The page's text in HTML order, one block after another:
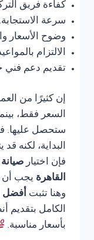
كفاءة فريق
سرعة الاستجابة.
وضوح الأسعار
الالتزام
تقديم دعم فني
إن كثيرًا من
السعر فقط،
ستحصل عليها.
البداية، لكنه
فإن اختيار
القاهرة يجب أن
وهنا تثبت أفضل
الكامل بتقديم
بأسعار مناسبة.